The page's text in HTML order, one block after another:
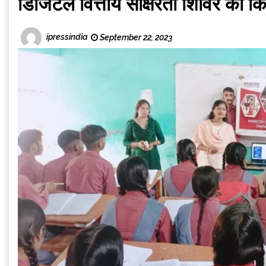
ipressindia September 22, 2023